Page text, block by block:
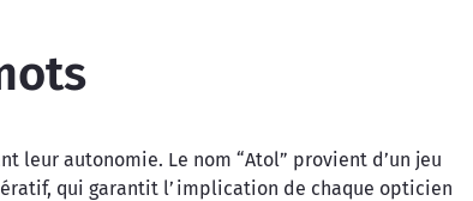
leur autonomie. Le nom “Atol” provient d’un jeu
qui garantit l’implication de chaque opticien